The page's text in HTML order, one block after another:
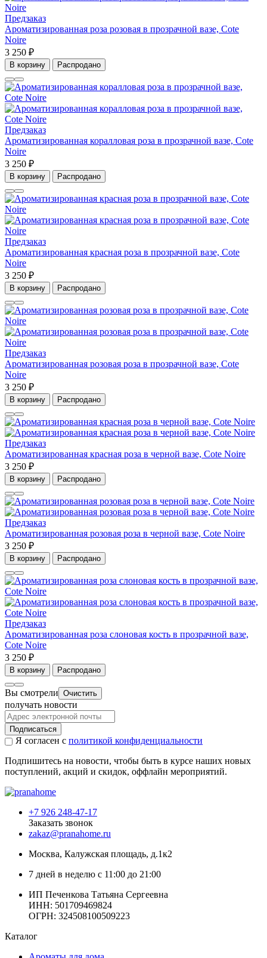
Предзаказ
Ароматизированная роза розовая в прозрачной вазе, Cote
Noire
3 250 ₽
В корзину Распродано
Предзаказ
Ароматизированная коралловая роза в прозрачной вазе, Cote
Noire
3 250 ₽
В корзину Распродано
Предзаказ
Ароматизированная красная роза в прозрачной вазе, Cote
Noire
3 250 ₽
В корзину Распродано
Предзаказ
Ароматизированная розовая роза в прозрачной вазе, Cote
Noire
3 250 ₽
В корзину Распродано
Предзаказ
Ароматизированная красная роза в черной вазе, Cote Noire
3 250 ₽
В корзину Распродано
Предзаказ
Ароматизированная розовая роза в черной вазе, Cote Noire
3 250 ₽
В корзину Распродано
Предзаказ
Ароматизированная роза слоновая кость в прозрачной вазе,
Cote Noire
3 250 ₽
В корзину Распродано
Вы смотрели Очистить
получать новости
Подписаться
Я согласен с политикой конфиденциальности
Подпишитесь на новости, чтобы быть в курсе наших новых
поступлений, акций и скидок, оффлайн мероприятий.
+7 926 248-47-17
Заказать звонок
zakaz@pranahome.ru
Москва, Калужская площадь, д.1к2
7 дней в неделю с 11:00 до 21:00
ИП Печенкова Татьяна Сергеевна
ИНН: 501709469824
ОГРН: 324508100509223
Каталог